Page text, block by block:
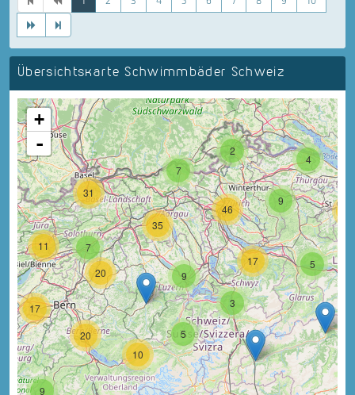
Übersichtskarte Schwimmbäder Schweiz
9
5
4
3
5
9
17
11 7
31
9
17
10
20
20
7
2
35
46
+
-